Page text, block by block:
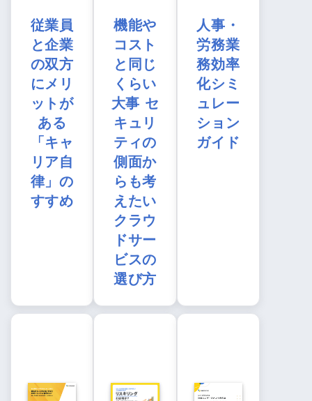
従業員
と企業
の双方
にメリ
ットが
ある
「キャ
リア自
律」の
すすめ
機能や
コスト
と同じ
くらい
大事 セ
キュリ
ティの
側面か
らも考
えたい
クラウ
ドサー
ビスの
選び方
人事・
労務業
務効率
化シミ
ュレー
ション
ガイド